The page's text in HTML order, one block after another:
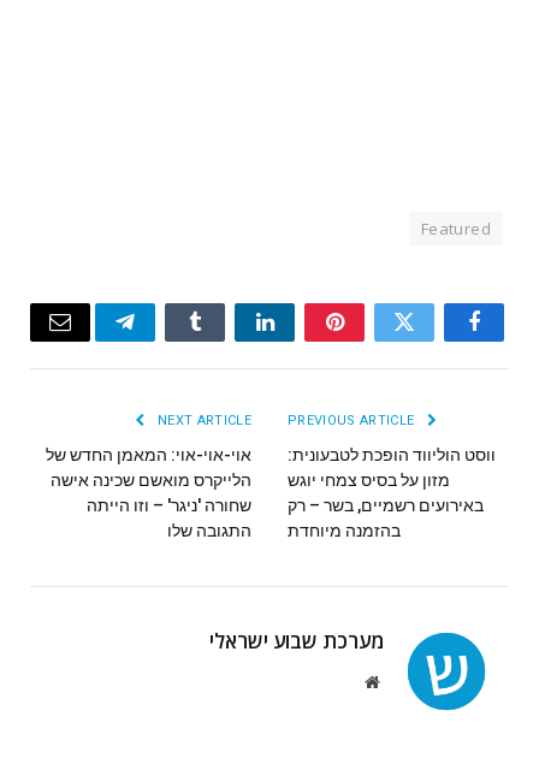
Featured
Facebook
Twitter
Pinterest
LinkedIn
Tumblr
Telegram
Email
ווסט הוליווד הופכת לטבעונית:
מזון על בסיס צמחי יוגש
באירועים רשמיים, בשר – רק
בהזמנה מיוחדת
NEXT ARTICLE
אוי-אוי-אוי: המאמן החדש של
הלייקרס מואשם שכינה אישה
שחורה 'ניגר' – וזו הייתה
התגובה שלו
מערכת שבוע ישראלי
Website